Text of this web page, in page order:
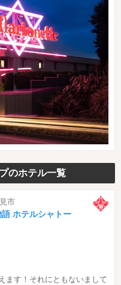
のホテル一覧
市
ホテルシャトー
ます！それにともないまして